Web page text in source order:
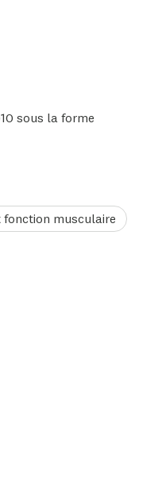
sous la forme
fonction musculaire